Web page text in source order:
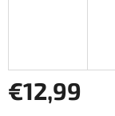
€12,99